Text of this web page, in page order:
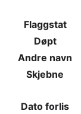
Flaggstat
Døpt
Andre navn
Skjebne
Dato forlis